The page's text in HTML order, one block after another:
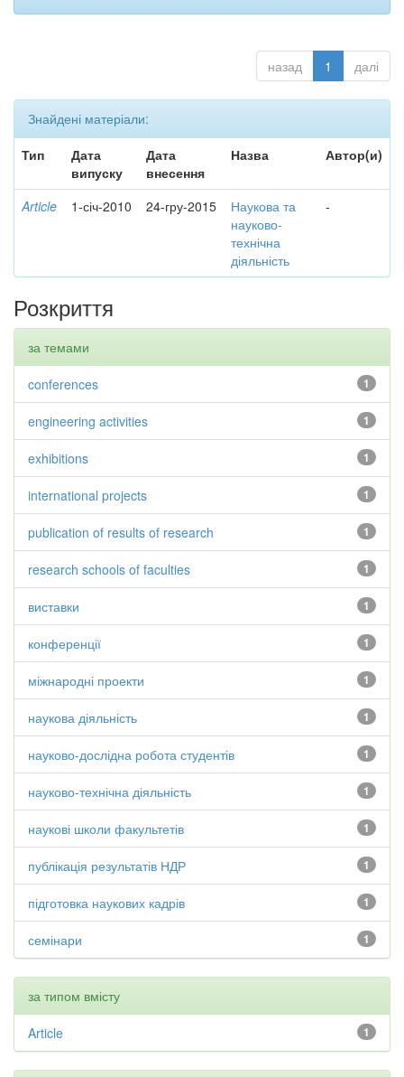
назад 1 далі
Знайдені матеріали:
Тип
Дата
випуску
Дата
внесення
Назва Автор(и)
Article 1-січ-2010 24-гру-2015
Наукова та
науково-
технічна
діяльність
-
Розкриття
за темами
1
conferences
1
engineering activities
1
exhibitions
1
international projects
1
publication of results of research
1
research schools of faculties
1
виставки
1
конференції
1
міжнародні проекти
1
наукова діяльність
1
науково-дослідна робота студентів
1
науково-технічна діяльність
1
наукові школи факультетів
1
публікація результатів НДР
1
підготовка наукових кадрів
1
семінари
за типом вмісту
1
Article